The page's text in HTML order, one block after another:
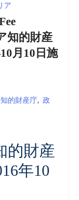
ア
知的財産
月10日施
的財産庁, 政
的財産
年10